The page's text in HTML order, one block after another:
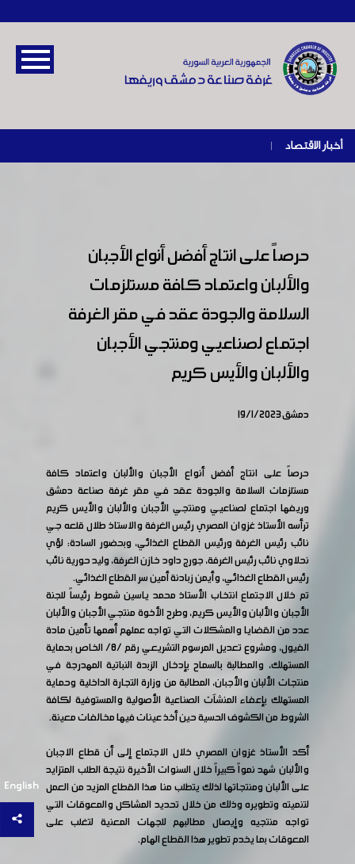
أخبار الاقتصاد |
English
حرصاً على انتاج أفضل أنواع الأجبان
والألبان واعتماد كافة مستلزمات
السلامة والجودة عقد في مقر الغرفة
اجتماع لصناعيي ومنتجي الأجبان
والألبان والأيس كريم
دمشق 19/1/2023
حرصاً على انتاج أفضل أنواع الأجبان والألبان واعتماد كافة
مستلزمات السلامة والجودة عقد في مقر غرفة صناعة دمشق
وريفها اجتماع لصناعيي ومنتجي الأجبان والألبان والأيس كريم
ترأسه الأستاذ غزوان المصري رئيس الغرفة والاستاذ طلال قلعه جي
نائب رئيس الغرفة ورئيس القطاع الغذائي، وبحضور السادة: لؤي
نحلاوي نائب رئيس الغرفة، جورج داود خازن الغرفة، وليد حورية نائب
رئيس القطاع الغذائي، وأيمن زبادنة أمين سر القطاع الغذائي.
تم خلال الاجتماع انتخاب الأستاذ محمد ياسين شموط رئيساً للجنة
الأجبان والألبان والأيس كريم، وطرح الأخوة منتجي الأجبان والألبان
عدد من القضايا والمشكلات التي تواجه عملهم أهمها تأمين مادة
الفيول، ومشروع تعديل المرسوم التشريعي رقم /8/ الخاص بحماية
المستهلك، والمطالبة بالسماح بإدخال الزبدة النباتية المهدرجة في
منتجات الألبان والأجبان، المطالبة من وزارة التجارة الداخلية وحماية
المستهلك بإعفاء المنشآت الصناعية الأصولية والمستوفية لكافة
الشروط من الكشوف الحسية حين أخذ عينات فيها مخالفات معينة.
أكد الأستاذ غزوان المصري خلال الاجتماع إلى أن قطاع الاجبان
والألبان شهد نمواً كبيراً خلال السنوات الأخيرة نتيجة الطلب المتزايد
على الألبان ومنتجاتها لذلك يتطلب منا هذا القطاع المزيد من العمل
لتنميته وتطويره وذلك من خلال تحديد المشاكل والمعوقات التي
تواجه منتجيه وإيصال مطالبهم للجهات المعنية لتغلب على
المعوقات بما يخدم تطوير هذا القطاع الهام.